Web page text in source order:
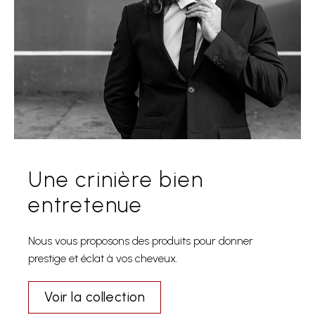
Une crinière bien
entretenue
Nous vous proposons des produits pour donner
prestige et éclat à vos cheveux.
Voir la collection